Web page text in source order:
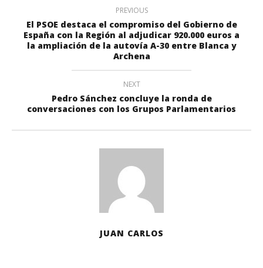
PREVIOUS
El PSOE destaca el compromiso del Gobierno de
España con la Región al adjudicar 920.000 euros a
la ampliación de la autovía A-30 entre Blanca y
Archena
NEXT
Pedro Sánchez concluye la ronda de
conversaciones con los Grupos Parlamentarios
JUAN CARLOS